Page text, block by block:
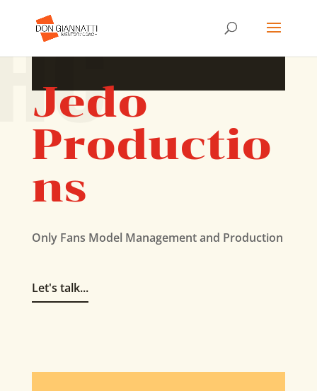
Jedo
Productio
ns
Only Fans Model Management and Production
Let's talk...